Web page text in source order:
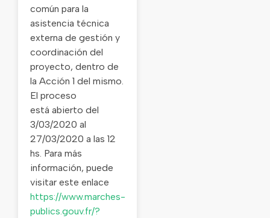
común para la
asistencia técnica
externa de gestión y
coordinación del
proyecto, dentro de
la Acción 1 del mismo.
El proceso
está abierto del
3/03/2020 al
27/03/2020 a las 12
hs. Para más
información, puede
visitar este enlace
https://www.marches-
publics.gouv.fr/?